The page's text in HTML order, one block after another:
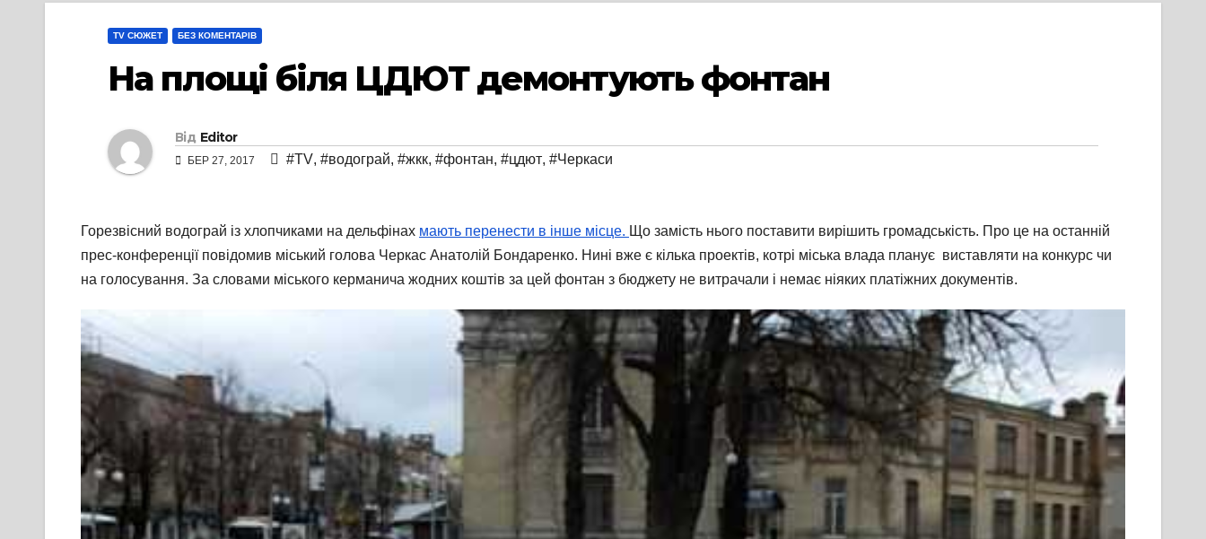
TV СЮЖЕТ БЕЗ КОМЕНТАРІВ
На площі біля ЦДЮТ демонтують фонтан
Від Editor
БЕР 27, 2017 #TV, #водограй, #жкк, #фонтан, #цдют, #Черкаси
Горезвісний водограй із хлопчиками на дельфінах мають перенести в інше місце. Що замість нього поставити вирішить громадськість. Про це на останній
прес-конференції повідомив міський голова Черкас Анатолій Бондаренко. Нині вже є кілька проектів, котрі міська влада планує виставляти на конкурс чи
на голосування. За словами міського керманича жодних коштів за цей фонтан з бюджету не витрачали і немає ніяких платіжних документів.